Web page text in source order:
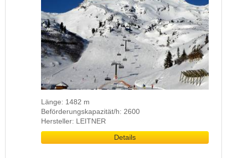
Länge: 1482 m
Beförderungskapazität/h: 2600
Hersteller: LEITNER
Details